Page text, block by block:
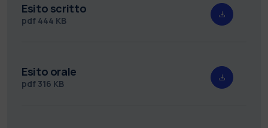
Esito scritto
pdf 444 KB
Esito orale
pdf 316 KB